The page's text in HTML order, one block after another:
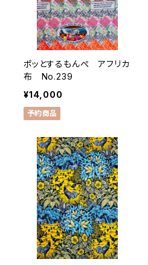
ポッとするもんぺ アフリカ
布 No.239
¥14,000
予約商品